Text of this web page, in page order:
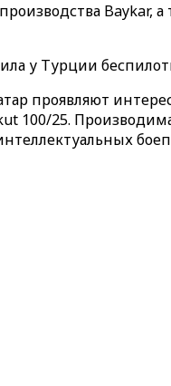
Baykar,
у Турции
проявляют
100/25.